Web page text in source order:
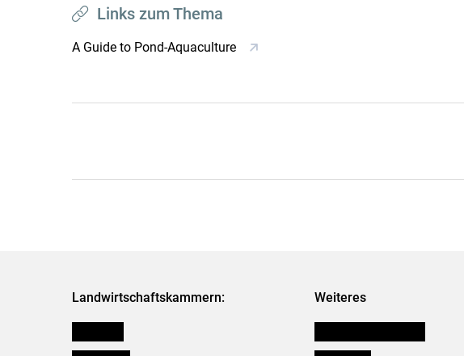
Links zum Thema
A Guide to Pond-Aquaculture
Landwirtschaftskammern: Weiteres